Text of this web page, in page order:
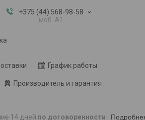
+375 (44) 568-98-58
моб. A1
График работы
Производитель и гарантия
14 дней по договоренности